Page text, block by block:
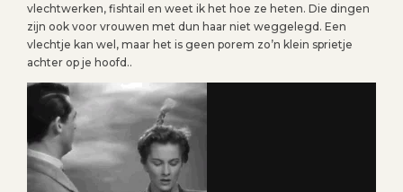
vlechtwerken, fishtail en weet ik het hoe ze heten. Die dingen
zijn ook voor vrouwen met dun haar niet weggelegd. Een
vlechtje kan wel, maar het is geen porem zo’n klein sprietje
achter op je hoofd..